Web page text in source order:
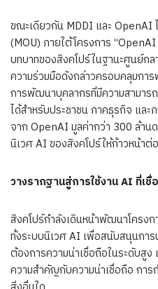
ขณะเดียวกัน MDDI และ OpenAI
(MOU) ภายใต้โครงการ
บทบาทของสิงคโปร์ในฐานะศูนย์ก
ความร่วมมือดังกล่าวครอบคลุมก
การพัฒนาบุคลากรที่มีความสามาร
ได้สำหรับประชาชน ภาคธุรกิจ แล
จาก OpenAI มูลค่ากว่า 300 ล้า
นิเวศ AI ของสิงคโปร์ให้ก้าวหน้าต่
วางรากฐานสู่การใช้งาน AI ที่เ
สิงคโปร์กำลังเดินหน้าพัฒนาโครง
ทั้งระบบนิเวศ AI เพื่อสนับสนุนกา
ต้องการความน่าเชื่อถือในระดับสูง
ความสำคัญกับความน่าเชื่อถือ กา